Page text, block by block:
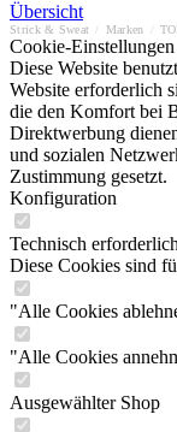
Übersicht
Strick & Sweat Marken
Cookie-Einstellungen
Diese Website
Website erforderlich
die den Komfort bei
Direktwerbung
und sozialen
Zustimmung gesetzt.
Konfiguration
Technisch erforderlich
Diese Cookies sind
"Alle Cookies
"Alle Cookies
Ausgewählter Shop